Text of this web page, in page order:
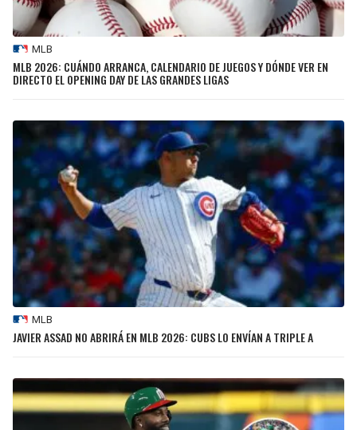
MLB
MLB 2026: CUÁNDO ARRANCA, CALENDARIO DE JUEGOS Y DÓNDE VER EN
DIRECTO EL OPENING DAY DE LAS GRANDES LIGAS
MLB
JAVIER ASSAD NO ABRIRÁ EN MLB 2026: CUBS LO ENVÍAN A TRIPLE A